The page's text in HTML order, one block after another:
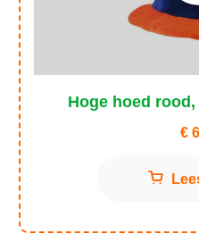
Hoge hoed
€